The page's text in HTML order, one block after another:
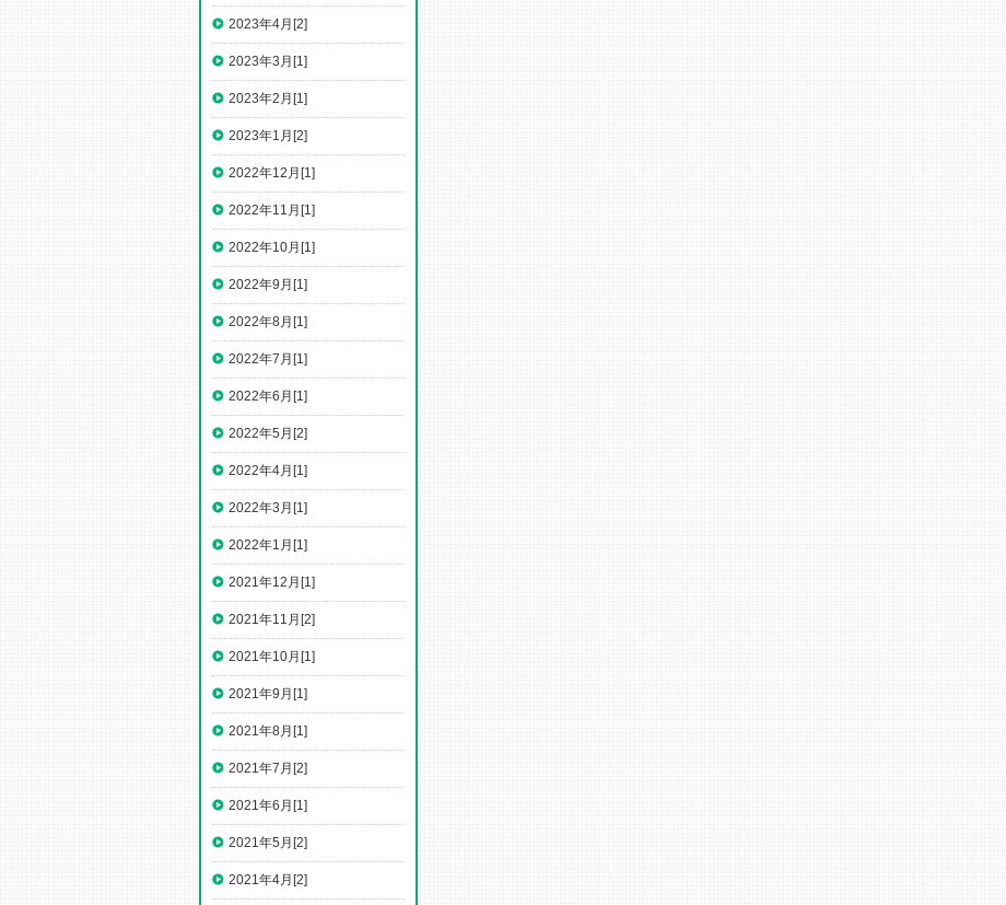
2023年4月[2]
2023年3月[1]
2023年2月[1]
2023年1月[2]
2022年12月[1]
2022年11月[1]
2022年10月[1]
2022年9月[1]
2022年8月[1]
2022年7月[1]
2022年6月[1]
2022年5月[2]
2022年4月[1]
2022年3月[1]
2022年1月[1]
2021年12月[1]
2021年11月[2]
2021年10月[1]
2021年9月[1]
2021年8月[1]
2021年7月[2]
2021年6月[1]
2021年5月[2]
2021年4月[2]